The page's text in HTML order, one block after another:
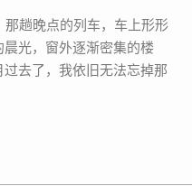
光，窗外逐渐密集的楼
去了，我依旧无法忘掉那